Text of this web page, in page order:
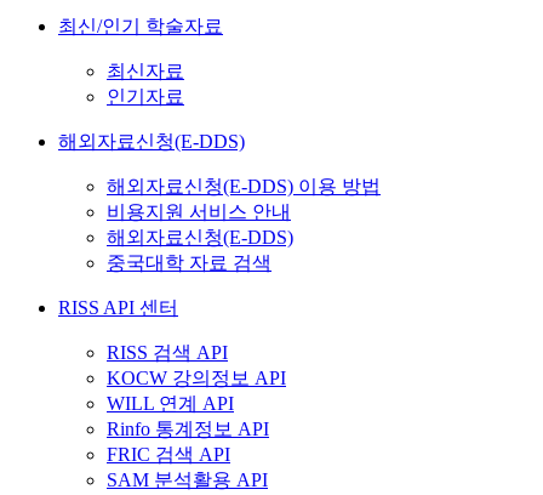
최신/인기 학술자료
최신자료
인기자료
해외자료신청(E-DDS)
해외자료신청(E-DDS) 이용 방법
비용지원 서비스 안내
해외자료신청(E-DDS)
중국대학 자료 검색
RISS API 센터
RISS 검색 API
KOCW 강의정보 API
WILL 연계 API
Rinfo 통계정보 API
FRIC 검색 API
SAM 분석활용 API